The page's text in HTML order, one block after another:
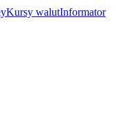
Kursy walutInformator